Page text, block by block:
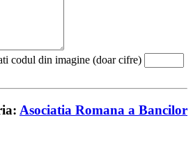
codul din imagine (doar cifre)
Asociatia Romana a Bancilor